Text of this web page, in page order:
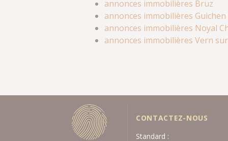
annonces immobilières Bruz
annonces immobilières Guichen
annonces immobilières Noyal
annonces immobilières Vern
CONTACTEZ-NOUS
Standard :